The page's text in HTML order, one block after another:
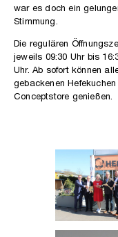
war es doch ein
Stimmung.
Die regulären
jeweils 09:30 Uhr bis
Uhr. Ab sofort können
gebackenen
Conceptstore genießen.